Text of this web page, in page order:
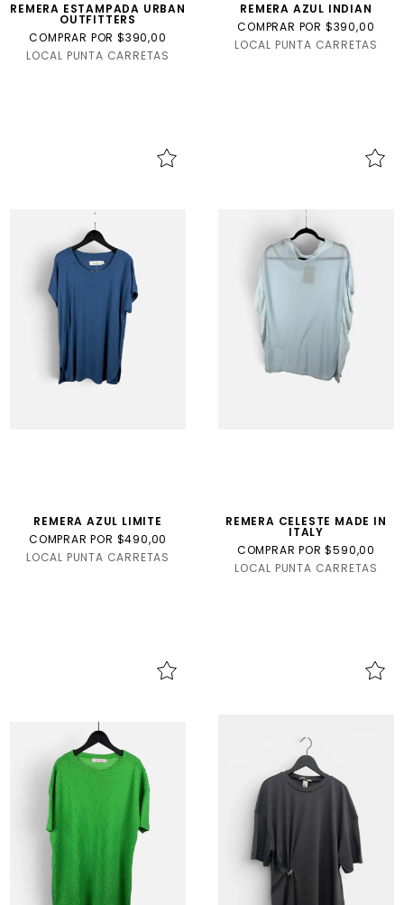
REMERA ESTAMPADA URBAN
OUTFITTERS
COMPRAR POR $390,00
LOCAL PUNTA CARRETAS
REMERA AZUL INDIAN
COMPRAR POR $390,00
LOCAL PUNTA CARRETAS
REMERA AZUL LIMITE
COMPRAR POR $490,00
LOCAL PUNTA CARRETAS
REMERA CELESTE MADE IN
ITALY
COMPRAR POR $590,00
LOCAL PUNTA CARRETAS